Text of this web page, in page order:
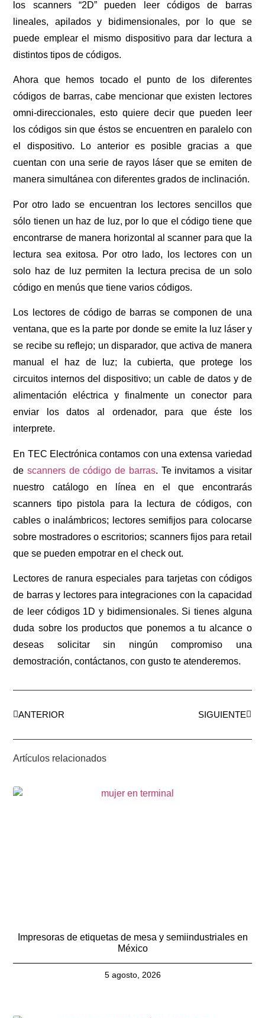
los scanners “2D” pueden leer códigos de barras
lineales, apilados y bidimensionales, por lo que se
puede emplear el mismo dispositivo para dar lectura a
distintos tipos de códigos.
Ahora que hemos tocado el punto de los diferentes
códigos de barras, cabe mencionar que existen lectores
omni-direccionales, esto quiere decir que pueden leer
los códigos sin que éstos se encuentren en paralelo con
el dispositivo. Lo anterior es posible gracias a que
cuentan con una serie de rayos láser que se emiten de
manera simultánea con diferentes grados de inclinación.
Por otro lado se encuentran los lectores sencillos que
sólo tienen un haz de luz, por lo que el código tiene que
encontrarse de manera horizontal al scanner para que la
lectura sea exitosa. Por otro lado, los lectores con un
solo haz de luz permiten la lectura precisa de un solo
código en menús que tiene varios códigos.
Los lectores de código de barras se componen de una
ventana, que es la parte por donde se emite la luz láser y
se recibe su reflejo; un disparador, que activa de manera
manual el haz de luz; la cubierta, que protege los
circuitos internos del dispositivo; un cable de datos y de
alimentación eléctrica y finalmente un conector para
enviar los datos al ordenador, para que éste los
interprete.
En TEC Electrónica contamos con una extensa variedad
descanners de código de barras. Te invitamos a visitar
nuestro catálogo en línea en el que encontrarás
scanners tipo pistola para la lectura de códigos, con
cables o inalámbricos; lectores semifijos para colocarse
sobre mostradores o escritorios; scanners fijos para retail
que se pueden empotrar en el check out.
Lectores de ranura especiales para tarjetas con códigos
de barras y lectores para integraciones con la capacidad
de leer códigos 1D y bidimensionales. Si tienes alguna
duda sobre los productos que ponemos a tu alcance o
deseas solicitar sin ningún compromiso una
demostración, contáctanos, con gusto te atenderemos.
ANTERIOR SIGUIENTE
Artículos relacionados
Impresoras de etiquetas de mesa y semiindustriales en
México
5 agosto, 2026